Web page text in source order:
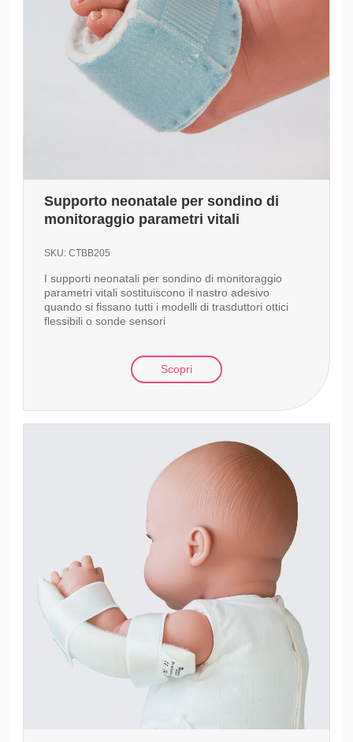
Supporto neonatale per sondino di
monitoraggio parametri vitali
SKU:CTBB205
I supporti neonatali per sondino di monitoraggio
parametri vitali sostituiscono il nastro adesivo
quando si fissano tutti i modelli di trasduttori ottici
flessibili o sonde sensori
Scopri